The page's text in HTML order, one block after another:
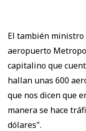
El también
aeropuerto
capitalino que
hallan unas 600
que nos dicen que
manera se hace
dólares".